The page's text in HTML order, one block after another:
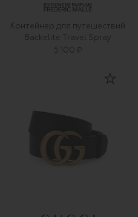
Контейнер для путешествий
Backelite Travel Spray
5 100 ₽